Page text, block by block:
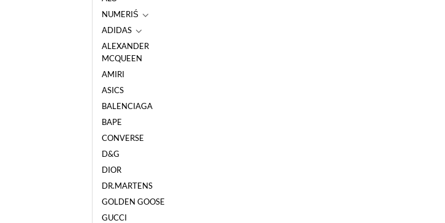
NUMERIŚ
ADIDAS
ALEXANDER
MCQUEEN
AMIRI
ASICS
BALENCIAGA
BAPE
CONVERSE
D&G
DIOR
DR.MARTENS
GOLDEN GOOSE
GUCCI